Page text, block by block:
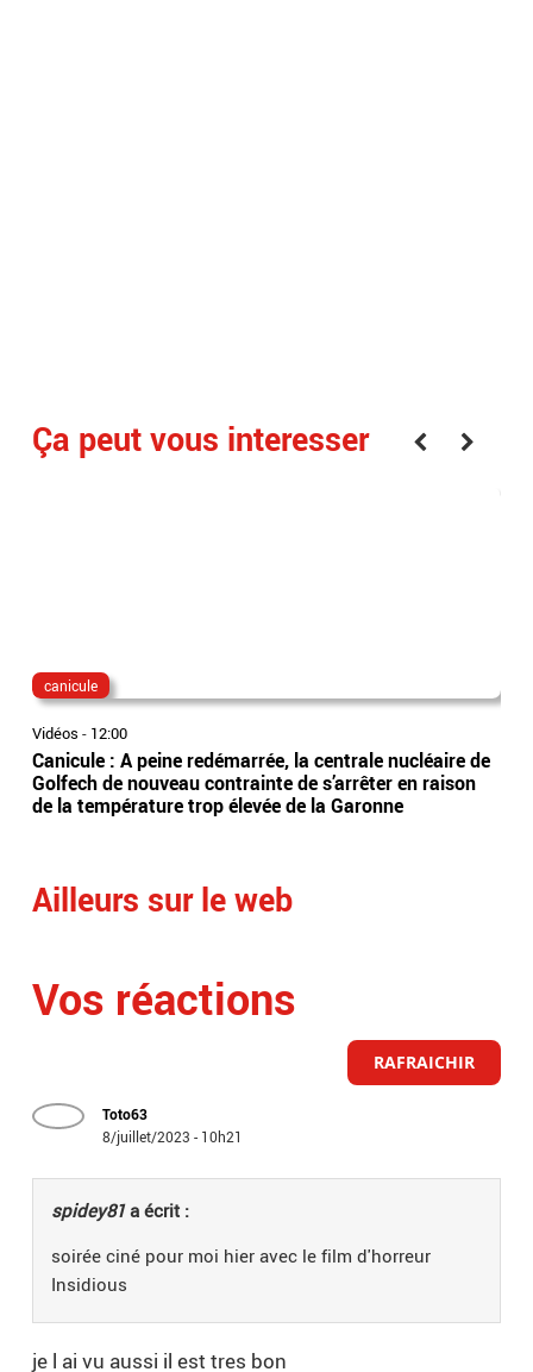
Ça peut vous interesser
canicule
Vidéos - 12:00
Canicule : A peine redémarrée, la centrale nucléaire de
Golfech de nouveau contrainte de s’arrêter en raison
de la température trop élevée de la Garonne
Ailleurs sur le web
Vos réactions
RAFRAICHIR
Toto63
8/juillet/2023 - 10h21
spidey81a écrit :
soirée ciné pour moi hier avec le film d'horreur
Insidious
je l ai vu aussi il est tres bon